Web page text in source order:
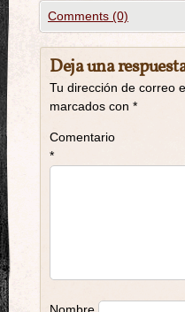
Comments (0)
Deja una
Tu dirección de correo
marcados con *
Comentario
*